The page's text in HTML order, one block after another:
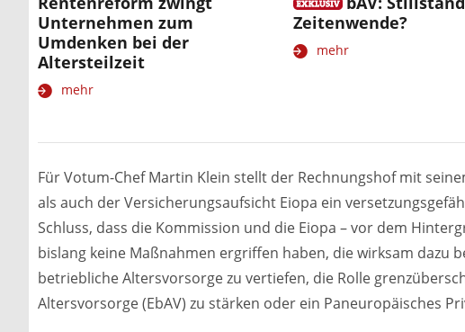
Unternehmen zum
Umdenken bei der
Altersteilzeit
mehr
Zeitenwende?
mehr
Für Votum-Chef Martin Klein stellt der Rechnungshof mit
als auch der Versicherungsaufsicht Eiopa ein
Schluss, dass die Kommission und die Eiopa – vor dem
bislang keine Maßnahmen ergriffen haben, die wirksam dazu
betriebliche Altersvorsorge zu vertiefen, die Rolle
Altersvorsorge (EbAV) zu stärken oder ein Paneuropäisches